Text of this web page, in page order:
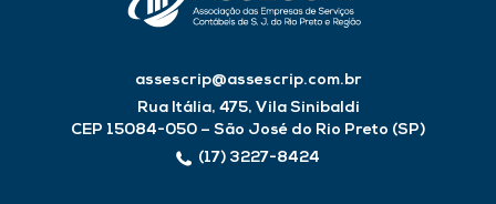
assescrip@assescrip.com.br
Rua Itália, 475, Vila Sinibaldi
CEP 15084-050 – São José do Rio Preto (SP)
(17) 3227-8424